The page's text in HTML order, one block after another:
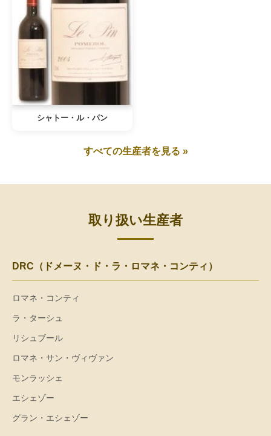
シャトー・ル・パン
すべての生産者を見る »
取り扱い生産者
DRC（ドメーヌ・ド・ラ・ロマネ・コンティ）
ロマネ・コンティ
ラ・ターシュ
リシュブール
ロマネ・サン・ヴィヴァン
モンラッシェ
エシェゾー
グラン・エシェゾー